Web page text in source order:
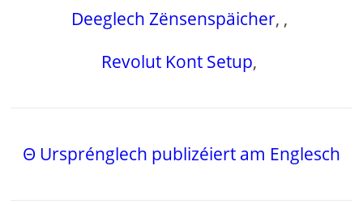
Deeglech Zënsenspäicher, ,
Revolut Kont Setup,
Θ Ursprénglech publizéiert am Englesch